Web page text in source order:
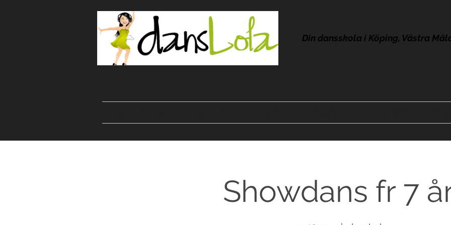
Din dansskola i Köping, Västra
Showdans fr 7